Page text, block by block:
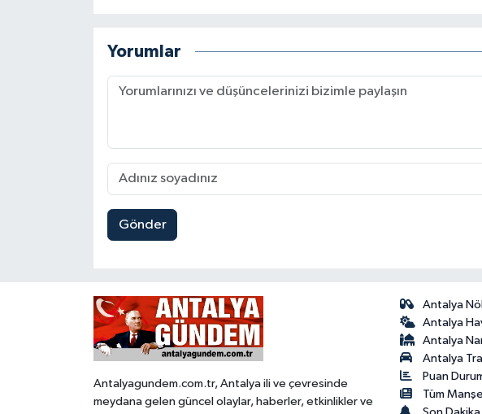
Yorumlar
Gönder
Antalyagundem.com.tr, Antalya ili ve çevresinde
meydana gelen güncel olaylar, haberler, etkinlikler ve
Antalya
Antalya
Antalya
Antalya
Puan
Tüm